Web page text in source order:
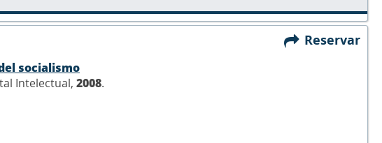
Reservar
socialismo
Intelectual, 2008.